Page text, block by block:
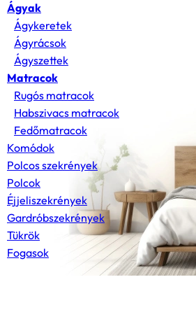
Ágyak
Ágykeretek
Ágyrácsok
Ágyszettek
Matracok
Rugós matracok
Habszivacs matracok
Fedőmatracok
Komódok
Polcos szekrények
Polcok
Éjjeliszekrények
Gardróbszekrények
Tükrök
Fogasok